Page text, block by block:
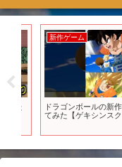
新作ゲーム
ドラゴンボールの新作ゲ
てみた【ゲキシンスクア